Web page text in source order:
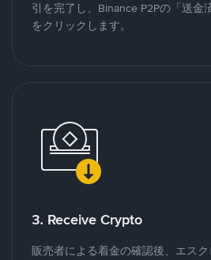
引を完了し、Binance P2Pの「送金
をクリックします。
3. Receive Crypto
販売者による着金の確認後、エス